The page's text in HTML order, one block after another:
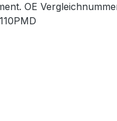
OE
Preis: